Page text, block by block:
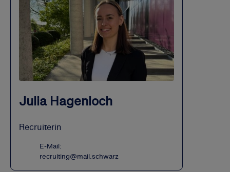
Julia Hagenloch
Recruiterin
E-Mail:
recruiting@mail.schwarz